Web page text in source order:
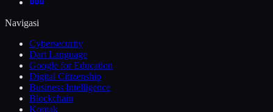
Navigasi
Cybersecurity
Dart Language
Google for Education
Digital Citizenship
Business Intelligence
Blockchain
Kontak